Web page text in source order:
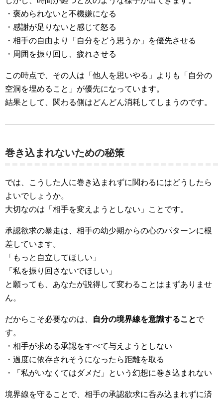
・褒められないと不機嫌になる
・感謝が足りないと感じて怒る
・相手の自由より「自分をどう思うか」を優先させる
・周囲を振り回し、疲れさせる
この時点で、その人は「他人を思いやる」よりも「自分の
空洞を埋めること」が優先になっています。
結果として、関わる側はどんどん消耗してしまうのです。
巻き込まれないための秘策
では、こうした人に巻き込まれずに関わるにはどうしたら
よいでしょうか。
大切なのは「相手を変えようとしない」ことです。
承認欲求の暴走は、相手の幼少期からの心のパターンに根
差しています。
「もっと自立してほしい」
「私を振り回さないでほしい」
と願っても、あなたが説得して変わることはまずありませ
ん。
だからこそ必要なのは、 自分の境界線を意識することで
す。
・相手が求める承認をすべて与えようとしない
・過度に依存されそうになったら距離を取る
・「私がいなくてはダメだ」という幻想に巻き込まれない
境界線を守ることで、相手の承認欲求に呑み込まれずに済